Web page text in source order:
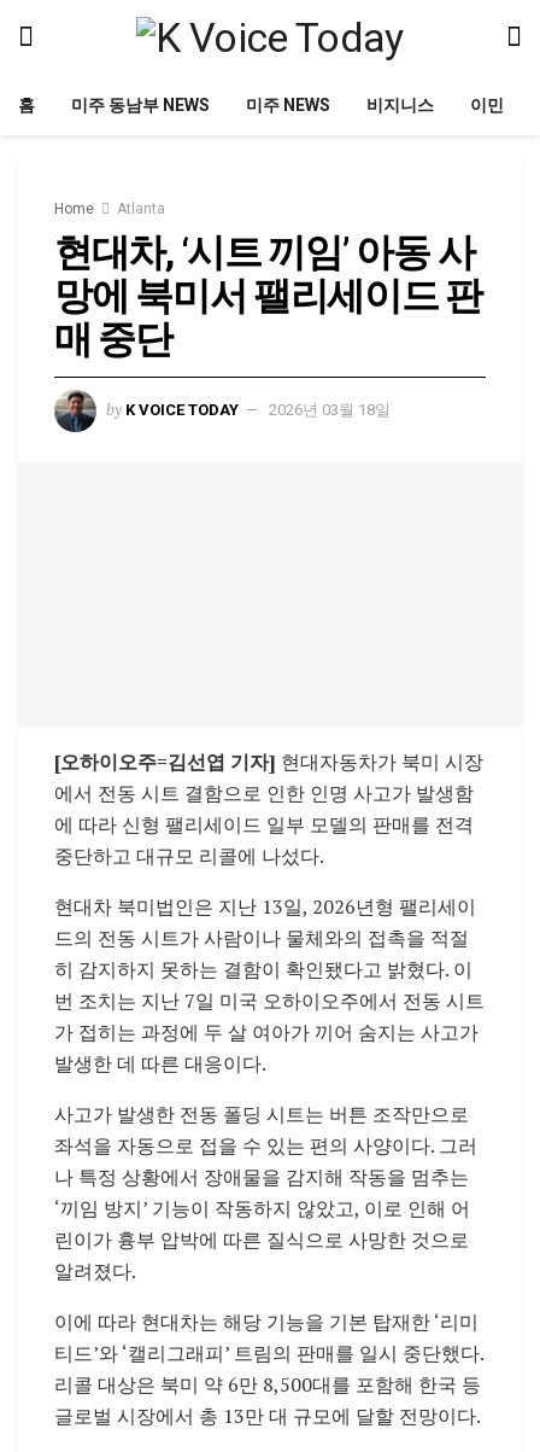
홈 미주 동남부 NEWS 미주 NEWS 비지니스 이민
Home Atlanta
현대차, ‘시트 끼임’ 아동 사
망에 북미서 팰리세이드 판
매 중단
by K VOICE TODAY 2026년 03월 18일
[오하이오주=김선엽 기자] 현대자동차가 북미 시장
에서 전동 시트 결함으로 인한 인명 사고가 발생함
에 따라 신형 팰리세이드 일부 모델의 판매를 전격
중단하고 대규모 리콜에 나섰다.
현대차 북미법인은 지난 13일, 2026년형 팰리세이
드의 전동 시트가 사람이나 물체와의 접촉을 적절
히 감지하지 못하는 결함이 확인됐다고 밝혔다. 이
번 조치는 지난 7일 미국 오하이오주에서 전동 시트
가 접히는 과정에 두 살 여아가 끼어 숨지는 사고가
발생한 데 따른 대응이다.
사고가 발생한 전동 폴딩 시트는 버튼 조작만으로
좌석을 자동으로 접을 수 있는 편의 사양이다. 그러
나 특정 상황에서 장애물을 감지해 작동을 멈추는
‘끼임 방지’ 기능이 작동하지 않았고, 이로 인해 어
린이가 흉부 압박에 따른 질식으로 사망한 것으로
알려졌다.
이에 따라 현대차는 해당 기능을 기본 탑재한 ‘리미
티드’와 ‘캘리그래피’ 트림의 판매를 일시 중단했다.
리콜 대상은 북미 약 6만 8,500대를 포함해 한국 등
글로벌 시장에서 총 13만 대 규모에 달할 전망이다.